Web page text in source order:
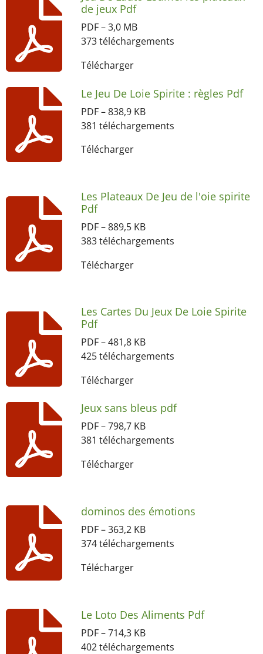
de jeux Pdf
PDF – 3,0 MB
373 téléchargements
Télécharger
Le Jeu De Loie Spirite : règles Pdf
PDF – 838,9 KB
381 téléchargements
Télécharger
Les Plateaux De Jeu de l'oie spirite
Pdf
PDF – 889,5 KB
383 téléchargements
Télécharger
Les Cartes Du Jeux De Loie Spirite
Pdf
PDF – 481,8 KB
425 téléchargements
Télécharger
Jeux sans bleus pdf
PDF – 798,7 KB
381 téléchargements
Télécharger
dominos des émotions
PDF – 363,2 KB
374 téléchargements
Télécharger
Le Loto Des Aliments Pdf
PDF – 714,3 KB
402 téléchargements